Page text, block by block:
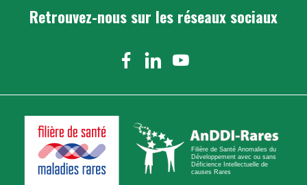
Retrouvez-nous sur les réseaux sociaux
o
o
s
s
u
o
s
u
i
t
g
r
a
m
Filière de Santé Anomalies du
Développement avec ou sans
Déficience Intellectuelle de
causes Rares